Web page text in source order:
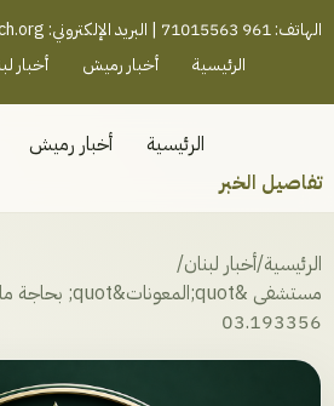
الهاتف: 961 71015563 | البريد الإلكتروني:
الرئيسية
أخبار رميش أخبار
الرئيسية أخبار رميش
تفاصيل الخبر
الرئيسية/أخبار لبنان/
03.193356